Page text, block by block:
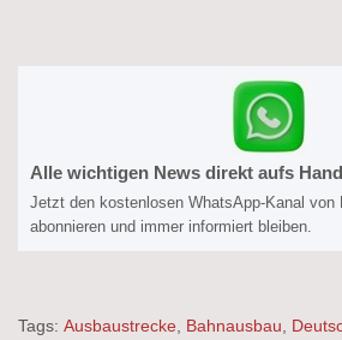
Alle wichtigen News direkt aufs
Jetzt den kostenlosen WhatsApp-Kanal von
abonnieren und immer informiert bleiben.
Tags: Ausbaustrecke Bahnausbau